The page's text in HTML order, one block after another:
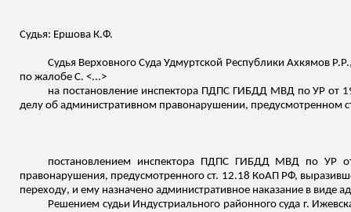
Судья: Ершова К.Ф.
Судья Верховного Суда Удмуртской Республики Ахкямов
по жалобе С. <...>
на постановление инспектора ПДПС ГИБДД МВД по УР от
делу об административном правонарушении, предусмотренном
постановлением инспектора ПДПС ГИБДД МВД по УР
правонарушения, предусмотренного ст. 12.18 КоАП РФ,
переходу, и ему назначено административное наказание в виде
Решением судьи Индустриального районного суда г.